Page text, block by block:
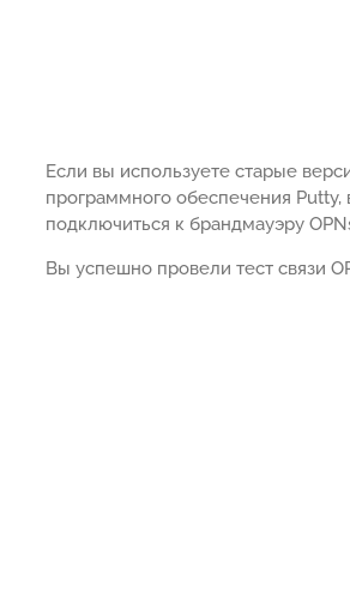
Если вы используете старые
программного обеспечения
подключиться к брандмауэру
Вы успешно провели тест связи